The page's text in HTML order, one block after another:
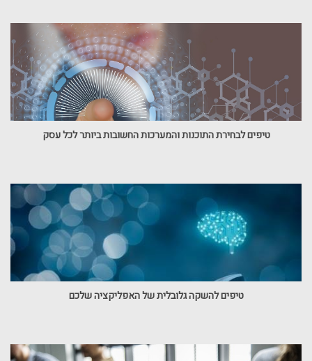
טיפים לבחירת התוכנות והמערכות החשובות ביותר לכל עסק
טיפים להשקה גלובלית של האפליקציה שלכם